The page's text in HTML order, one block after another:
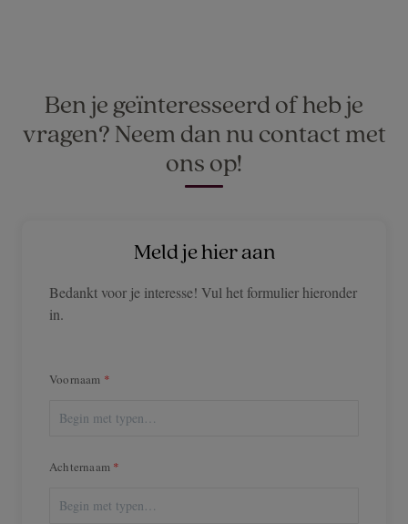
Ben je geïnteresseerd of heb je
vragen? Neem dan nu contact met
ons op!
Meld je hier aan
Bedankt voor je interesse! Vul het formulier hieronder
in.
Voornaam
Achternaam